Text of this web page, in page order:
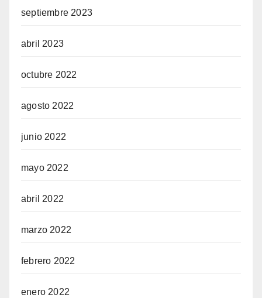
septiembre 2023
abril 2023
octubre 2022
agosto 2022
junio 2022
mayo 2022
abril 2022
marzo 2022
febrero 2022
enero 2022